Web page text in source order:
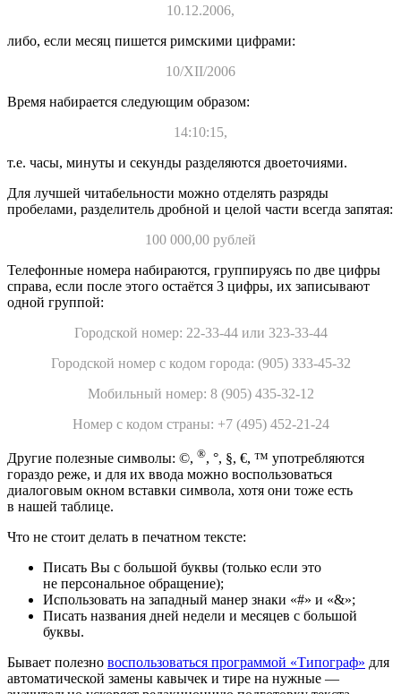
10.12.2006,
либо, если месяц пишется римскими цифрами:
10/XII/2006
Время набирается следующим образом:
14:10:15,
т.е. часы, минуты и секунды разделяются двоеточиями.
Для лучшей читабельности можно отделять разряды
пробелами, разделитель дробной и целой части всегда запятая:
100 000,00 рублей
Телефонные номера набираются, группируясь по две цифры
справа, если после этого остаётся 3 цифры, их записывают
одной группой:
Городской номер: 22-33-44 или 323-33-44
Городской номер с кодом города: (905) 333-45-32
Мобильный номер: 8 (905) 435-32-12
Номер с кодом страны: +7 (495) 452-21-24
Другие полезные символы: ©, ®, °, §, €, ™ употребляются
гораздо реже, и для их ввода можно воспользоваться
диалоговым окном вставки символа, хотя они тоже есть
в нашей таблице.
Что не стоит делать в печатном тексте:
Писать Вы с большой буквы (только если это
не персональное обращение);
Использовать на западный манер знаки «#» и «&»;
Писать названия дней недели и месяцев с большой
буквы.
Бывает полезно воспользоваться программой «Типограф» для
автоматической замены кавычек и тире на нужные —